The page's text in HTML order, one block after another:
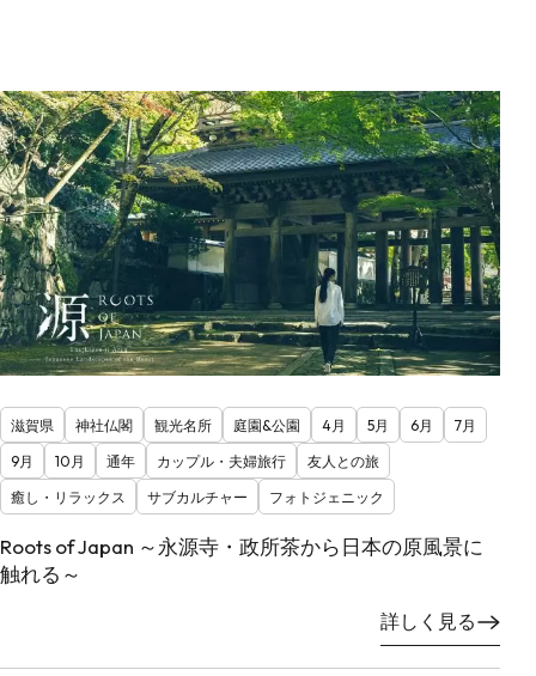
滋賀県 神社仏閣 観光名所 庭園&公園 4月 5月 6月
7月
9月
10月 通年 カップル・夫婦旅行
友人との旅
癒し・リラックス
サブカルチャー フォトジェニック
Roots of Japan ～永源寺・政所茶から日本の原風景に
触れる～
詳しく見る